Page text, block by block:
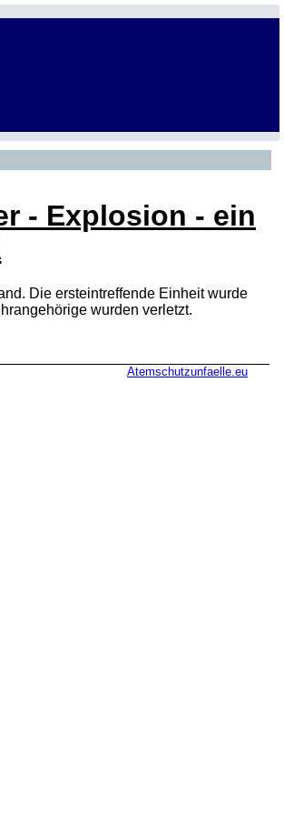
- Explosion - ein
Die ersteintreffende Einheit wurde
wurden verletzt.
Atemschutzunfaelle.eu